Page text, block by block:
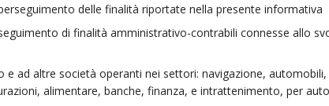
delle finalità riportate nella presente informativa
di finalità amministrativo-contrabili connesse allo
e ad altre società operanti nei settori: navigazione,
alimentare, banche, finanza, e intrattenimento, per